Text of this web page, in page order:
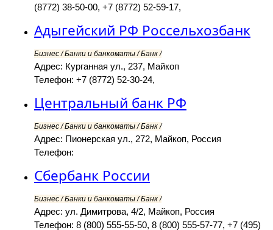
(8772) 38-50-00, +7 (8772) 52-59-17,
Адыгейский РФ Россельхозбанк
Бизнес / Банки и банкоматы / Банк /
Адрес: Курганная ул., 237, Майкоп
Телефон: +7 (8772) 52-30-24,
Центральный банк РФ
Бизнес / Банки и банкоматы / Банк /
Адрес: Пионерская ул., 272, Майкоп, Россия
Телефон:
Сбербанк России
Бизнес / Банки и банкоматы / Банк /
Адрес: ул. Димитрова, 4/2, Майкоп, Россия
Телефон: 8 (800) 555-55-50, 8 (800) 555-57-77, +7 (495)